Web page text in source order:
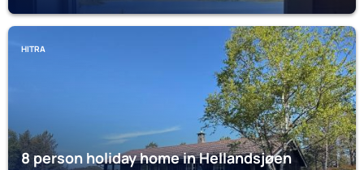
HITRA
8 person holiday home in Hellandsjøen